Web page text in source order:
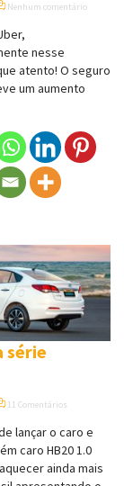
Nenhum comentário
nesse
atento! O seguro
um aumento
série
11 Comentários
lançar o caro e
caro HB20 1.0
ainda mais